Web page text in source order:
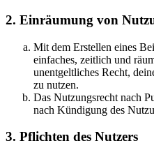
2. Einräumung von
Mit dem Erstellen eines
einfaches, zeitlich und
unentgeltliches Recht,
zu nutzen.
Das Nutzungsrecht nach
nach Kündigung des
3. Pflichten des Nutzers